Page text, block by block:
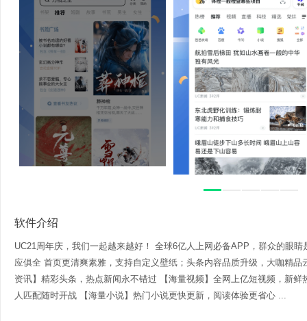
软件介绍
UC21周年庆，我们一起越来越好！ 全球6亿人上网必备APP，群众的眼
应俱全 首页更清爽素雅，支持自定义壁纸；头条内容品质升级，大咖精
资讯】精彩头条，热点新闻永不错过 【海量视频】全网上亿短视频，新
人匹配随时开战 【海量小说】热门小说更快更新，阅读体验更省心 ...